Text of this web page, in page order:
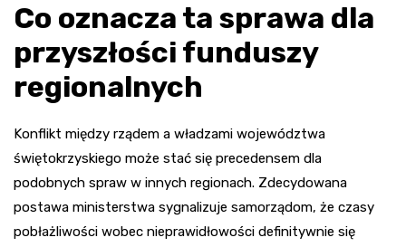
Co oznacza ta sprawa dla
przyszłości funduszy
regionalnych
Konflikt między rządem a władzami województwa
świętokrzyskiego może stać się precedensem dla
podobnych spraw w innych regionach. Zdecydowana
postawa ministerstwa sygnalizuje samorządom, że czasy
pobłażliwości wobec nieprawidłowości definitywnie się